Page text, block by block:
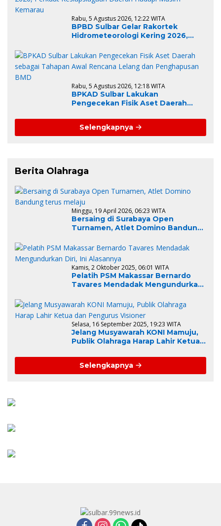
Rabu, 5 Agustus 2026, 12:22 WITA
BPBD Sulbar Gelar Rakortek
Hidrometeorologi Kering 2026,
Hadapi Musim Kemarau
Rabu, 5 Agustus 2026, 12:18 WITA
BPKAD Sulbar Lakukan
Pengecekan Fisik Aset Daerah
Lelang dan Penghapusan BMD
Selengkapnya
Berita Olahraga
Minggu, 19 April 2026, 06:23 WITA
Bersaing di Surabaya Open
Turnamen, Atlet Domino Bandung
Kamis, 2 Oktober 2025, 06:01 WITA
Pelatih PSM Makassar Bernardo
Tavares Mendadak Mengundurkan
Selasa, 16 September 2025, 19:23 WITA
Jelang Musyawarah KONI Mamuju,
Publik Olahraga Harap Lahir Ketua
Selengkapnya